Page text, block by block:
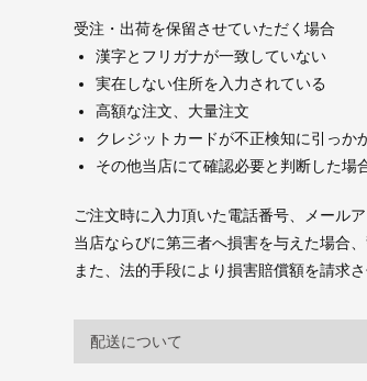
受注・出荷を保留させていただく場合
漢字とフリガナが一致していない
実在しない住所を入力されている
高額な注文、大量注文
クレジットカードが不正検知に引っか
その他当店にて確認必要と判断した場
ご注文時に入力頂いた電話番号、メール
当店ならびに第三者へ損害を与えた場合
また、法的手段により損害賠償額を請求
配送について